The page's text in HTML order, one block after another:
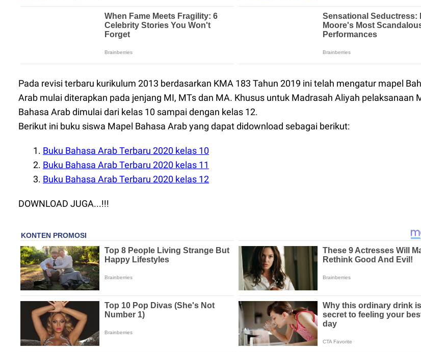
Pada revisi terbaru kurikulum 2013 berdasarkan KMA 183 Tahun 2019 ini telah mengatur mapel
Arab mulai diterapkan pada jenjang MI, MTs dan MA. Khusus untuk Madrasah Aliyah pelaksanaan
Bahasa Arab dimulai dari kelas 10 sampai dengan kelas 12.
Berikut ini buku siswa Mapel Bahasa Arab yang dapat didownload sebagai berikut:
Buku Bahasa Arab Terbaru 2020 kelas 10
Buku Bahasa Arab Terbaru 2020 kelas 11
Buku Bahasa Arab Terbaru 2020 kelas 12
DOWNLOAD JUGA...!!!